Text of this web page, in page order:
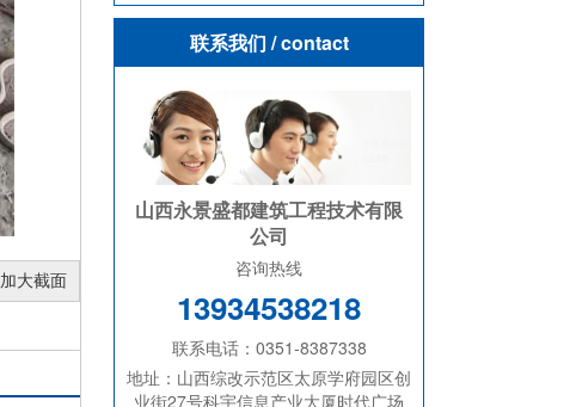
联系我们 / contact
山西永景盛都建筑工程技术有限
公司
咨询热线
13934538218
联系电话：0351-8387338
地址：山西综改示范区太原学府园区创
业街27号科宇信息产业大厦时代广场
加大截面